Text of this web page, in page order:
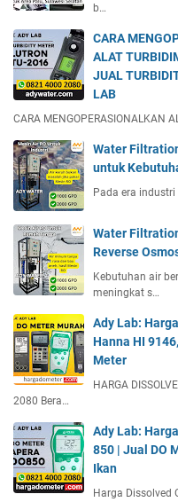
b…
CARA
ALAT
JUAL
LAB
CARA MENGOPERASIONALKAN
Water
untuk
Pada era
Water
Reverse
Kebutuhan air
meningkat s…
Ady Lab:
Hanna HI
Meter
HARGA
2080 Bera…
Ady Lab:
850 | Jual DO
Ikan
Harga Dissolved